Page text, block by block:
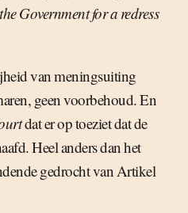
Government for a redress
van meningsuiting
geen voorbehoud. En
dat er op toeziet dat de
Heel anders dan het
gedrocht van Artikel